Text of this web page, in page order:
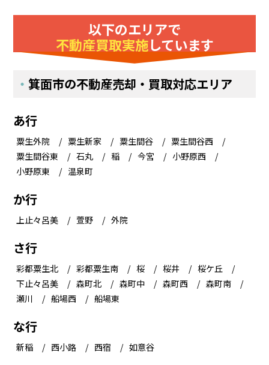
以下のエリアで
不動産買取実施しています
箕面市の不動産売却・買取対応エリア
あ行
粟生外院 粟生新家 粟生間谷
粟生間谷西
粟生間谷東
石丸 稲 今宮
小野原西
小野原東
温泉町
か行
上止々呂美 萱野 外院
さ行
彩都粟生北 彩都粟生南 桜 桜井
桜ケ丘
下止々呂美
森町北 森町中 森町西
森町南
瀬川
船場西 船場東
な行
新稲 西小路 西宿 如意谷